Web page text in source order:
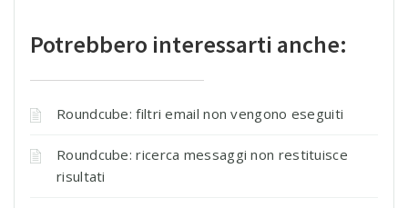
Potrebbero interessarti anche:
Roundcube: filtri email non vengono eseguiti
Roundcube: ricerca messaggi non restituisce
risultati